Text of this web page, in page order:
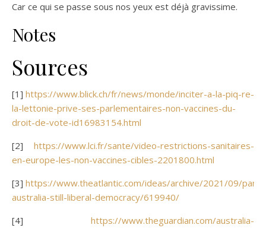
Car ce qui se passe sous nos yeux est déjà gravissime.
Notes
Sources
[1] https://www.blick.ch/fr/news/monde/inciter-a-la-piq-re-
la-lettonie-prive-ses-parlementaires-non-vaccines-du-
droit-de-vote-id16983154.html
[2] https://www.lci.fr/sante/video-restrictions-sanitaires-
en-europe-les-non-vaccines-cibles-2201800.html
[3] https://www.theatlantic.com/ideas/archive/2021/09/
australia-still-liberal-democracy/619940/
[4] https://www.theguardian.com/australia-